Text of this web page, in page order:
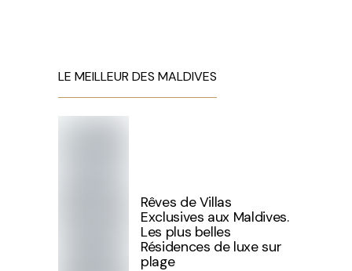
LE MEILLEUR DES MALDIVES
Rêves de Villas
Exclusives aux Maldives.
Les plus belles
Résidences de luxe sur
plage